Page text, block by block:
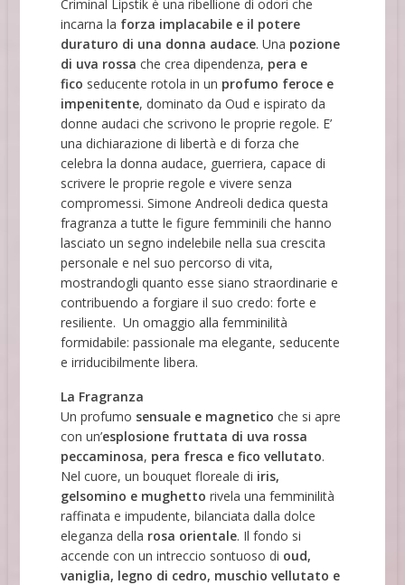
Criminal Lipstik è una ribellione di odori che
incarna la forza implacabile e il potere
duraturo di una donna audace. Una pozione
di uva rossa che crea dipendenza, pera e
fico seducente rotola in un profumo feroce e
impenitente, dominato da Oud e ispirato da
donne audaci che scrivono le proprie regole. E’
una dichiarazione di libertà e di forza che
celebra la donna audace, guerriera, capace di
scrivere le proprie regole e vivere senza
compromessi. Simone Andreoli dedica questa
fragranza a tutte le figure femminili che hanno
lasciato un segno indelebile nella sua crescita
personale e nel suo percorso di vita,
mostrandogli quanto esse siano straordinarie e
contribuendo a forgiare il suo credo: forte e
resiliente. Un omaggio alla femminilità
formidabile: passionale ma elegante, seducente
e irriducibilmente libera.
La Fragranza
Un profumo sensuale e magneticoche si apre
con un’esplosione fruttata di uva rossa
peccaminosa, pera fresca e fico vellutato.
Nel cuore, un bouquet floreale di iris,
gelsomino e mughetto rivela una femminilità
raffinata e impudente, bilanciata dalla dolce
eleganza della rosa orientale. Il fondo si
accende con un intreccio sontuoso di oud,
vaniglia, legno di cedro, muschio vellutato e